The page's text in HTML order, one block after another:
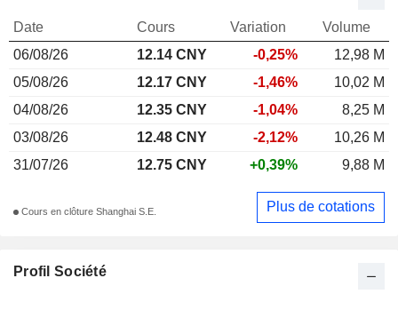
Profil Société
Date Cours Variation
Volume
06/08/26
12.14 CNY -0,25%
12,98 M
05/08/26
12.17 CNY -1,46%
10,02 M
04/08/26
12.35 CNY -1,04%
8,25 M
03/08/26
12.48 CNY -2,12%
10,26 M
31/07/26
12.75 CNY +0,39% 9,88 M
Cours en clôture Shanghai S.E. Plus de cotations